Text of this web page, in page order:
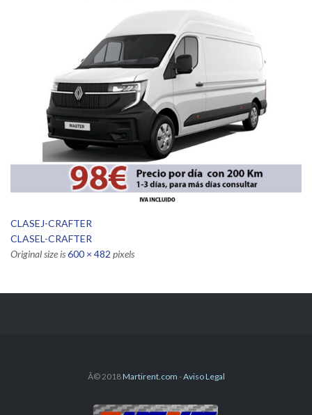
CLASEJ-CRAFTER
CLASEL-CRAFTER
Original size is600 × 482 pixels
Â© 2018Martirent.com -Aviso Legal